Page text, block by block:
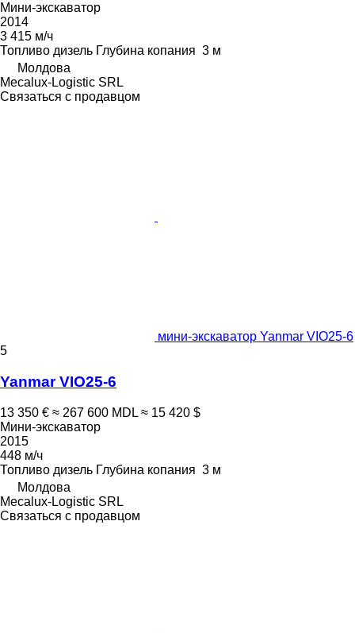
Мини-экскаватор
2014
3 415 м/ч
Топливо дизель Глубина копания 3 м
Молдова
Mecalux-Logistic SRL
Связаться с продавцом
мини-экскаватор Yanmar VIO25-6
5
Yanmar VIO25-6
13 350 € ≈ 267 600 MDL ≈ 15 420 $
Мини-экскаватор
2015
448 м/ч
Топливо дизель Глубина копания 3 м
Молдова
Mecalux-Logistic SRL
Связаться с продавцом